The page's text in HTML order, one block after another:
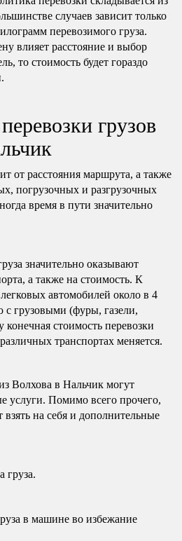
случаев зависит только
перевозимого груза.
влияет расстояние и выбор
то стоимость будет гораздо
грузов
от расстояния маршрута, а также
погрузочных и разгрузочных
время в пути значительно
значительно оказывают
а также на стоимость. К
автомобилей около в 4
с грузовыми (фуры, газели,
стоимость перевозки
транспортах меняется.
Волхова в Нальчик могут
услуги. Помимо всего прочего,
на себя и дополнительные
груза.
в машине во избежание